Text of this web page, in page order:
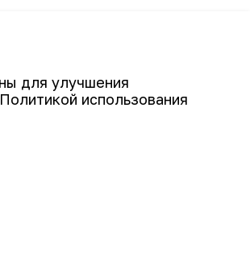
Подписаться
для улучшения
использования